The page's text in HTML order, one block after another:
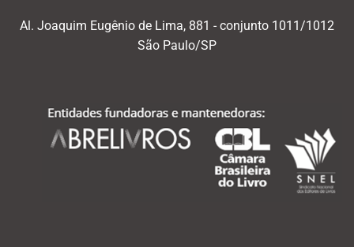
Al. Joaquim Eugênio de Lima, 881 - conjunto 1011/1012
São Paulo/SP